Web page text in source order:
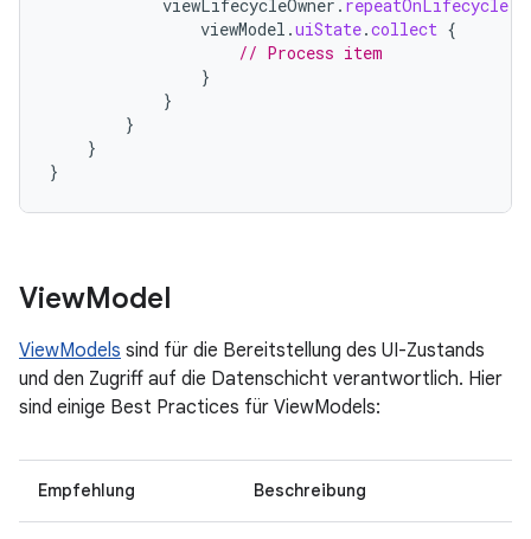
viewLifecycleOwner . repeatOnLifecycle
viewModel .uiState.collect {
// Process item
}
}
}
}
}
ViewModel
ViewModels sind für die Bereitstellung des UI-Zustands
und den Zugriff auf die Datenschicht verantwortlich. Hier
sind einige Best Practices für ViewModels:
Empfehlung Beschreibung